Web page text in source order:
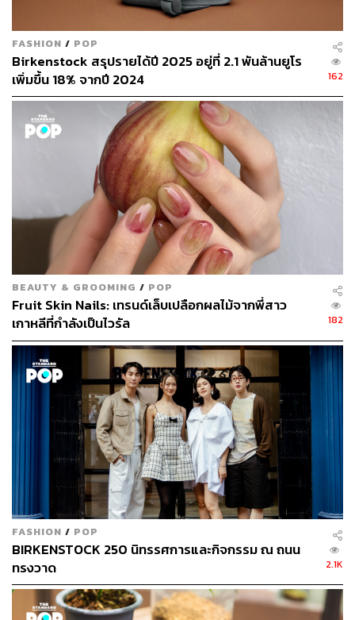
FASHION / POP
Birkenstock สรุปรายได้ปี 2025 อยู่ที่ 2.1 พันล้านยูโร
เพิ่มขึ้น 18% จากปี 2024
162
BEAUTY & GROOMING / POP
Fruit Skin Nails: เทรนด์เล็บเปลือกผลไม้จากพี่สาว
เกาหลีที่กำลังเป็นไวรัล
182
FASHION / POP
BIRKENSTOCK 250 นิทรรศการและกิจกรรม ณ ถนน
ทรงวาด
2.1K